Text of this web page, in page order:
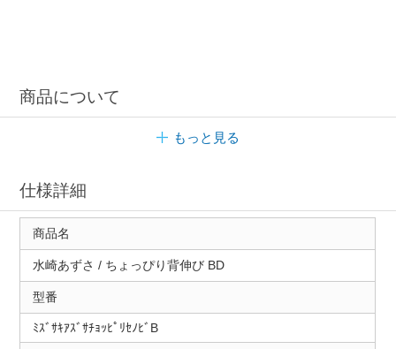
商品について
もっと見る
仕様詳細
商品名
水崎あずさ / ちょっぴり背伸び BD
型番
ﾐｽﾞｻｷｱｽﾞｻﾁｮｯﾋﾟﾘｾﾉﾋﾞB